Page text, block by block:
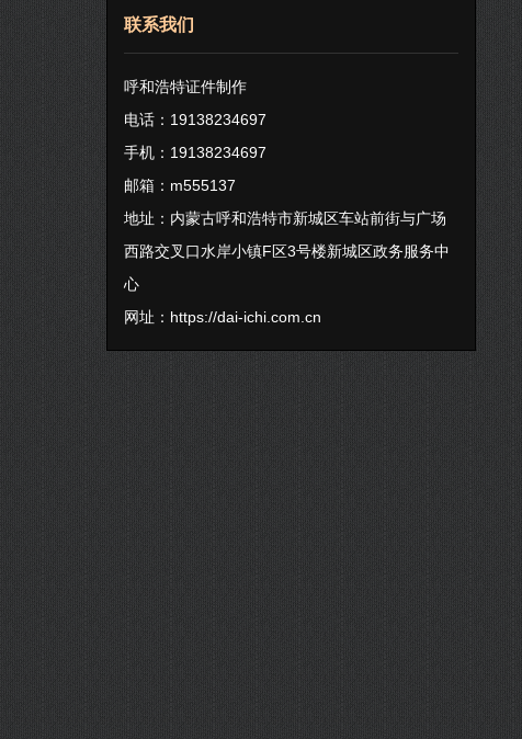
联系我们
呼和浩特证件制作
电话：19138234697
手机：19138234697
邮箱：m555137
地址：内蒙古呼和浩特市新城区车站前街与广场
西路交叉口水岸小镇F区3号楼新城区政务服务中
心
网址： https://dai-ichi.com.cn